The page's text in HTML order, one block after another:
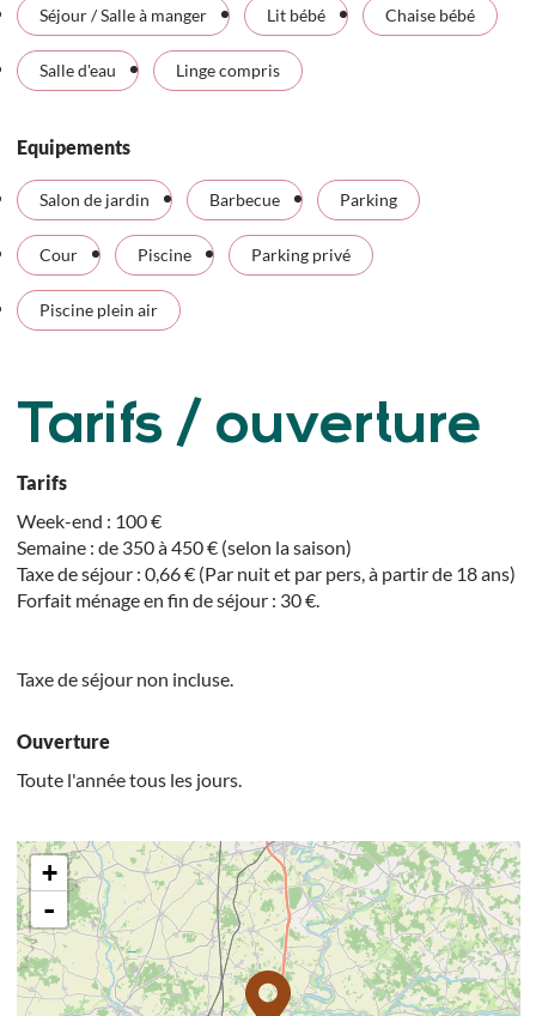
Séjour / Salle à manger Lit bébé Chaise bébé
Salle d'eau Linge compris
Equipements
Salon de jardin Barbecue Parking
Cour Piscine Parking privé
Piscine plein air
Tarifs / ouverture
Tarifs
Week-end : 100 €
Semaine : de 350 à 450 € (selon la saison)
Taxe de séjour : 0,66 € (Par nuit et par pers, à partir de 18 ans)
Forfait ménage en fin de séjour : 30 €.
Taxe de séjour non incluse.
Ouverture
Toute l'année tous les jours.
+
-